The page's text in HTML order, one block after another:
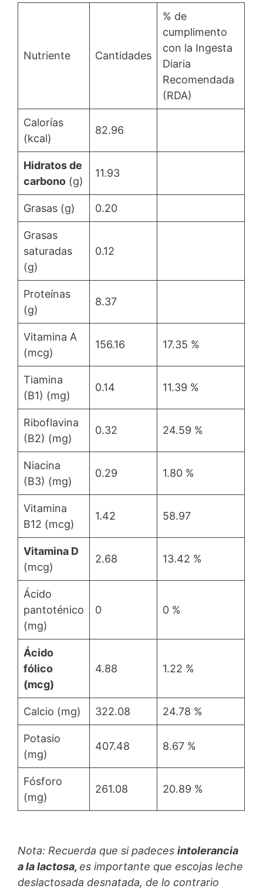
Nutriente Cantidades
% de
cumplimento
con la Ingesta
Diaria
Recomendada
(RDA)
Calorías
(kcal)
82.96
Hidratos de
carbono (g)
11.93
Grasas (g) 0.20
Grasas
saturadas
(g)
0.12
Proteínas
(g)
8.37
Vitamina A
(mcg)
156.16 17.35 %
Tiamina
(B1) (mg)
0.14 11.39 %
Riboflavina
(B2) (mg)
0.32 24.59 %
Niacina
(B3) (mg)
0.29 1.80 %
Vitamina
B12 (mcg)
1.42 58.97
Vitamina D
(mcg)
2.68 13.42 %
Ácido
pantoténico
(mg)
0 0 %
Ácido
fólico
(mcg)
4.88 1.22 %
Calcio (mg) 322.08 24.78 %
Potasio
(mg)
407.48 8.67 %
Fósforo
(mg)
261.08 20.89 %
Nota: Recuerda que si padeces intolerancia
a la lactosa, es importante que escojas leche
deslactosada desnatada, de lo contrario